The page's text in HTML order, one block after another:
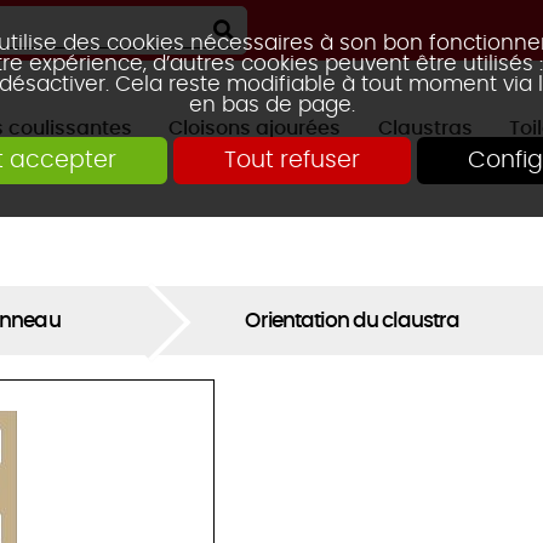
des cookies nécessaires à son bon
expérience, d’autres cookies peuvent être utilisés
Cela reste modifiable à tout moment via
en bas de page.
accepter Tout refuser
2 VANTAUX 3
coulissantes
2 VANTAUX 3
Cloisons ajourées
AVEC ÉTAGÈRE TRAVERSE CENTRALE
Claustras
CLAUSTRA HOOLE
CLAUSTRA
TIAG
PORTES DE PLACARD
GALANDAGE KIT
Orientation du claustra